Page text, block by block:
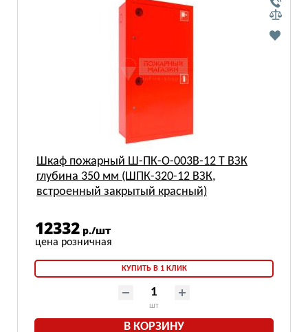
Шкаф пожарный Ш-ПК-О-003В-12 Т ВЗК
глубина 350 мм (ШПК-320-12 ВЗК,
встроенный закрытый красный)
12332 р./шт
КУПИТЬ В 1 КЛИК
шт
В КОРЗИНУ